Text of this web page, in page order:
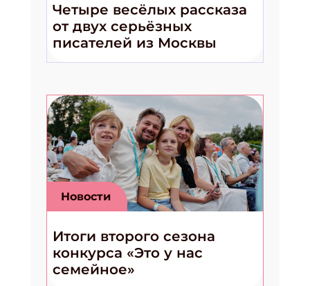
Четыре весёлых рассказа
от двух серьёзных
писателей из Москвы
Новости
Итоги второго сезона
конкурса «Это у нас
семейное»